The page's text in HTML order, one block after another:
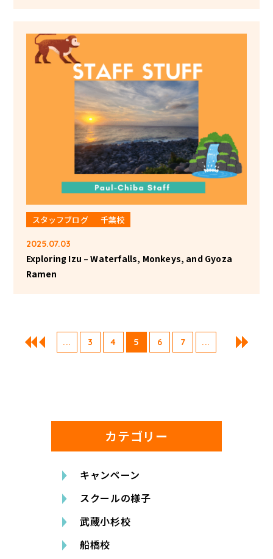
スタッフブログ 千葉校
2025.07.03
Exploring Izu – Waterfalls, Monkeys, and Gyoza
Ramen
... 3 4 5 6 7 ...
カテゴリー
キャンペーン
スクールの様子
武蔵小杉校
船橋校